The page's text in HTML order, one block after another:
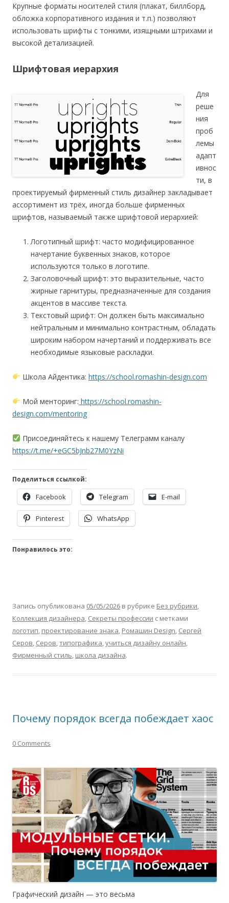
Крупные форматы носителей стиля (плакат, биллборд,
обложка корпоративного издания и т.п.) позволяют
использовать шрифты с тонкими, изящными штрихами и
высокой детализацией.
Шрифтовая иерархия
Для
реше
ния
проб
лемы
адапт
ивнос
ти, в
проектируемый фирменный стиль дизайнер закладывает
ассортимент из трёх, иногда больше фирменных
шрифтов, называемый также шрифтовой иерархией:
Логотипный шрифт: часто модифицированное
начертание буквенных знаков, которое
используются только в логотипе.
Заголовочный шрифт: это выразительные, часто
жирные гарнитуры, предназначенные для создания
акцентов в массиве текста.
Текстовый шрифт: Он должен быть максимально
нейтральным и минимально контрастным, обладать
широким набором начертаний и поддерживать все
необходимые языковые раскладки.
Школа Айдентика: https://school.romashin-design.com
Мой менторинг: https://school.romashin-
design.com/mentoring
Присоединяйтесь к нашему Телеграмм каналу
https://t.me/+eGC5bJnb27M0YzNi
Поделиться ссылкой:
Facebook Telegram E-mail
Pinterest WhatsApp
Понравилось это:
Запись опубликована 05/05/2026 в рубрике Без рубрики
Коллекция дизайнера Секреты профессии с метками
логотип проектирование знака Ромашин Design Сергей
Серов Серов типографика учиться дизайну онлайн
Фирменный стиль школа дизайна.
Почему порядок всегда побеждает хаос
0 Comments
Графический дизайн — это весьма